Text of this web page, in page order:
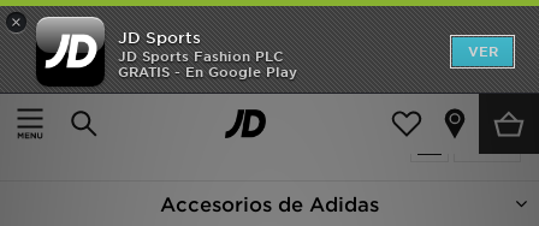
×
JD Sports
JD Sports Fashion PLC
GRATIS - En Google Play
VER
Página principal
Adidas Accesorios
165 productos encontrados
Accesorios de Adidas
Hombre
Mujer